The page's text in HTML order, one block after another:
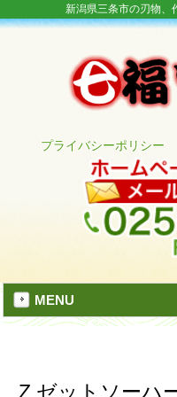
新潟県三条市の刃物、
プライバシーポリシー
MENU
Z ゼットソーハ